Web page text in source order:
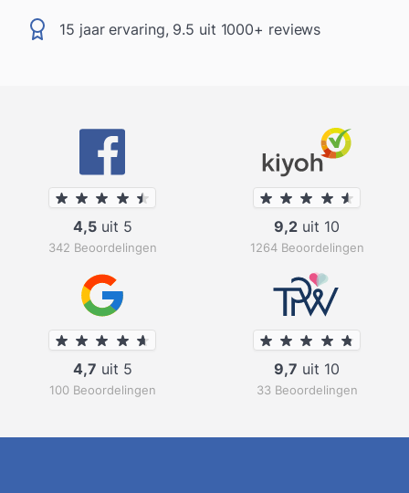
15 jaar ervaring, 9.5 uit 1000+ reviews
4,5uit 5
342 Beoordelingen
9,2 uit 10
1264 Beoordelingen
4,7 uit 5
100 Beoordelingen
9,7 uit 10
33 Beoordelingen